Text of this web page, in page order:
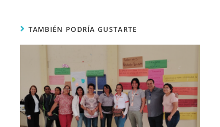
TAMBIÉN PODRÍA GUSTARTE